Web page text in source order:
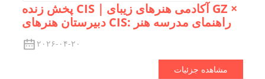
پخش زنده CIS｜آکادمی هنرهای زیبای GZ ×
دبیرستان هنرهای CIS: راهنمای مدرسه هنر
۲۰۲۶-۰۴-۲۰
مشاهده جزئیات